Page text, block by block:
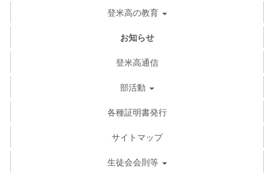
登米高の教育
お知らせ
登米高通信
部活動
各種証明書発行
サイトマップ
生徒会会則等